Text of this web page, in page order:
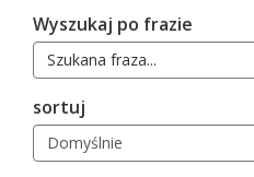
Wyszukaj po frazie
sortuj